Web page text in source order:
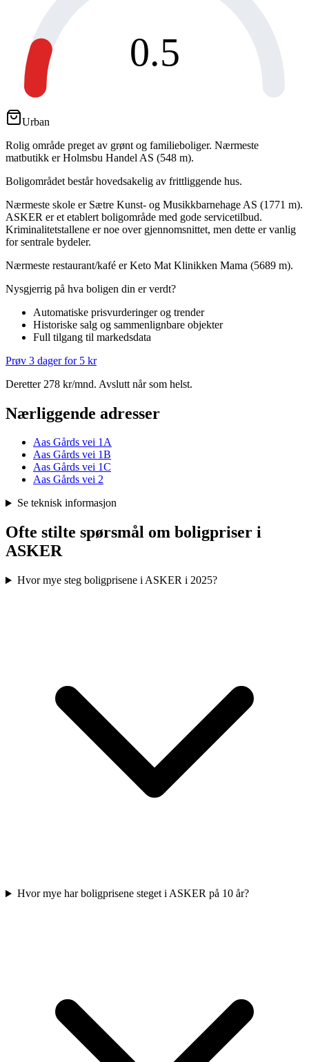
0.5
Urban
Rolig område preget av grønt og familieboliger. Nærmeste
matbutikk er Holmsbu Handel AS (548 m).
Boligområdet består hovedsakelig av frittliggende hus.
Nærmeste skole er Sætre Kunst- og Musikkbarnehage AS (1771 m).
ASKER er et etablert boligområde med gode servicetilbud.
Kriminalitetstallene er noe over gjennomsnittet, men dette er vanlig
for sentrale bydeler.
Nærmeste restaurant/kafé er Keto Mat Klinikken Mama (5689 m).
Nysgjerrig på hva boligen din er verdt?
Automatiske prisvurderinger og trender
Historiske salg og sammenlignbare objekter
Full tilgang til markedsdata
Prøv 3 dager for 5 kr
Deretter 278 kr/mnd. Avslutt når som helst.
Nærliggende adresser
Aas Gårds vei 1A
Aas Gårds vei 1B
Aas Gårds vei 1C
Aas Gårds vei 2
Se teknisk informasjon
Ofte stilte spørsmål om boligpriser i
ASKER
Hvor mye steg boligprisene i ASKER i 2025?
Hvor mye har boligprisene steget i ASKER på 10 år?